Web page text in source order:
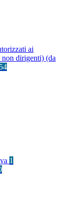
ai
dirigenti) (da
54
1